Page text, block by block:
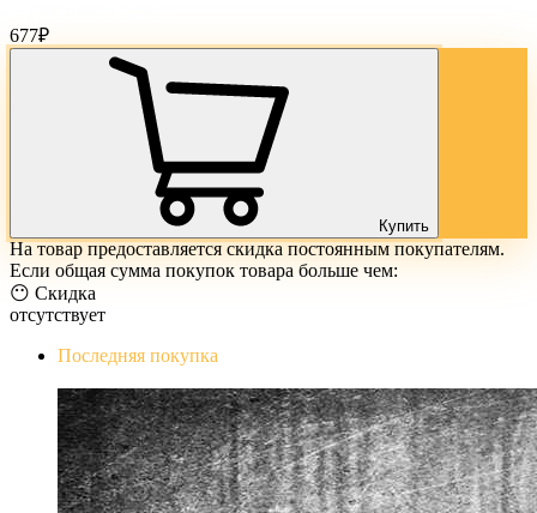
677₽
Купить
На товар предоставляется скидка постоянным покупателям.
Если общая сумма покупок товара больше чем:
😶 Скидка
отсутствует
Последняя покупка